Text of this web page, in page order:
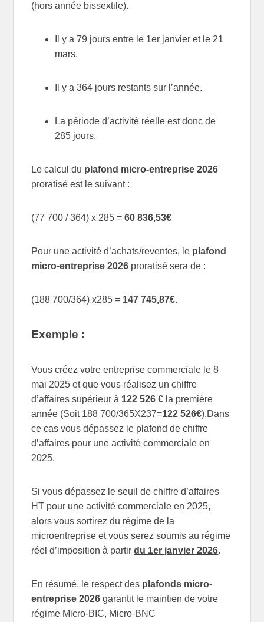
(hors année bissextile).
Il y a 79 jours entre le 1er janvier et le 21
mars.
Il y a 364 jours restants sur l’année.
La période d’activité réelle est donc de
285 jours.
Le calcul du plafond micro-entreprise 2026
proratisé est le suivant :
(77 700 / 364) x 285 =60 836,53€
Pour une activité d’achats/reventes, le plafond
micro-entreprise 2026 proratisé sera de :
(188 700/364) x285 = 147 745,87€.
Exemple :
Vous créez votre entreprise commerciale le 8
mai 2025 et que vous réalisez un chiffre
d’affaires supérieur à 122 526 € la première
année (Soit 188 700/365X237=122 526€).Dans
ce cas vous dépassez le plafond de chiffre
d’affaires pour une activité commerciale en
2025.
Si vous dépassez le seuil de chiffre d’affaires
HT pour une activité commerciale en 2025,
alors vous sortirez du régime de la
microentreprise et vous serez soumis au régime
réel d’imposition à partirdu 1er janvier 2026.
En résumé, le respect des plafonds micro-
entreprise 2026 garantit le maintien de votre
régime Micro-BIC, Micro-BNC